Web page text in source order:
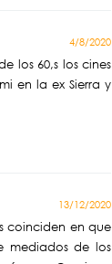
4/8/2020
los 60,s los cines
en la ex Sierra y
13/12/2020
coinciden en que
mediados de los